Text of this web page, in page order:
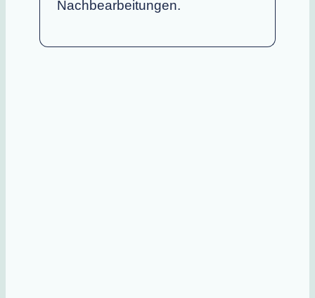
Nachbearbeitungen.